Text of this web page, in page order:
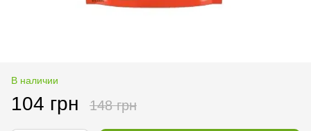
В наличии
104 грн 148 грн